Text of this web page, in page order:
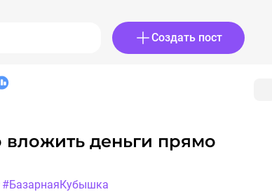
Создать пост
#БазарнаяКубышка